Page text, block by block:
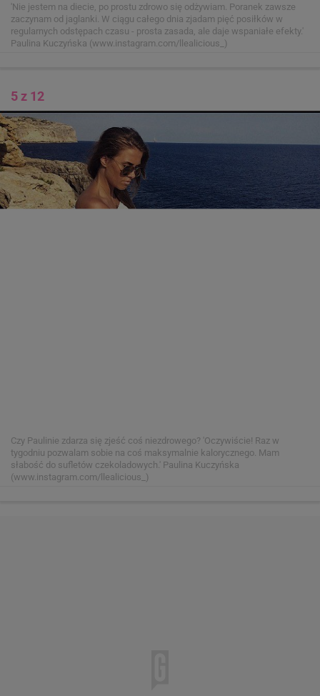
'Nie jestem na diecie, po prostu zdrowo się odżywiam. Poranek zawsze
zaczynam od jaglanki. W ciągu całego dnia zjadam pięć posiłków w
regularnych odstępach czasu - prosta zasada, ale daje wspaniałe efekty.'
Paulina Kuczyńska (www.instagram.com/llealicious_)
5 z 12
Czy Paulinie zdarza się zjeść coś niezdrowego? 'Oczywiście! Raz w
tygodniu pozwalam sobie na coś maksymalnie kalorycznego. Mam
słabość do sufletów czekoladowych.' Paulina Kuczyńska
(www.instagram.com/llealicious_)